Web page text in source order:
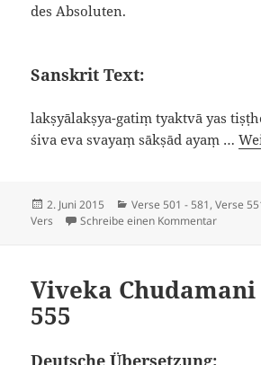
des Absoluten.
Sanskrit Text:
lakṣyālakṣya-gatiṃ tyaktvā yas
śiva eva svayaṃ sākṣād ayaṃ …
Veröffentlicht
am
2. Juni 2015 Kategorien
Verse 501 - 581,Verse
Vers
Schreibe einen Kommentarzu
Viveka Chudamani
555
Deutsche Übersetzung: